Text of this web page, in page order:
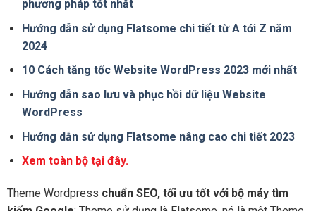
phương pháp tốt nhất
Hướng dẫn sử dụng Flatsome chi tiết từ A tới Z năm
2024
10 Cách tăng tốc Website WordPress 2023 mới nhất
Hướng dẫn sao lưu và phục hồi dữ liệu Website
WordPress
Hướng dẫn sử dụng Flatsome nâng cao chi tiết 2023
Xem toàn bộ tại đây.
Theme Wordpress chuẩn SEO, tối ưu tốt với bộ máy tìm